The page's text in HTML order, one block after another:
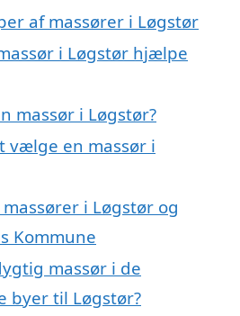
af massører i Løgstør
i Løgstør hjælpe
massør i Løgstør?
vælge en massør i
i Løgstør og
Kommune
massør i de
byer til Løgstør?